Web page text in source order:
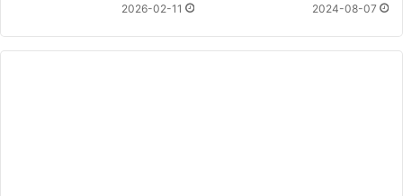
2024-08-07
2026-02-11